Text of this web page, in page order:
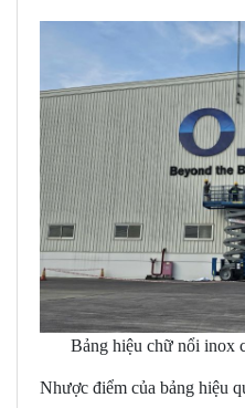
Bảng hiệu chữ nổi inox
Nhược điểm của bảng hiệu